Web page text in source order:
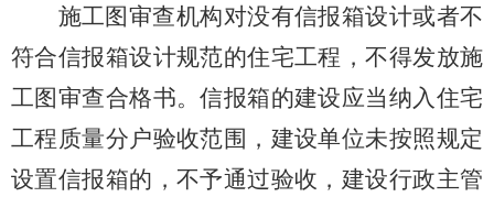
施工图审查机构对没有信报箱设计或者不
符合信报箱设计规范的住宅工程，不得发放施
工图审查合格书。信报箱的建设应当纳入住宅
工程质量分户验收范围，建设单位未按照规定
设置信报箱的，不予通过验收，建设行政主管